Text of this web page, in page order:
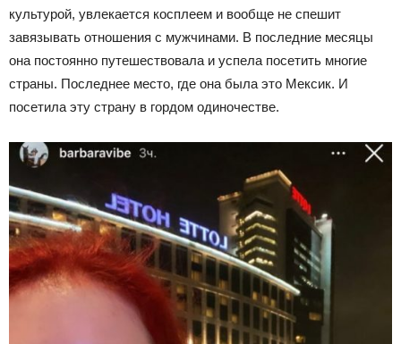
культурой, увлекается косплеем и вообще не спешит
завязывать отношения с мужчинами. В последние месяцы
она постоянно путешествовала и успела посетить многие
страны. Последнее место, где она была это Мексик. И
посетила эту страну в гордом одиночестве.